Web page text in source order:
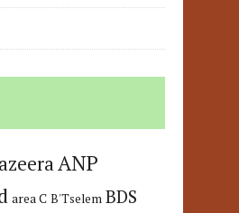
ANP
area C B'Tselem BDS